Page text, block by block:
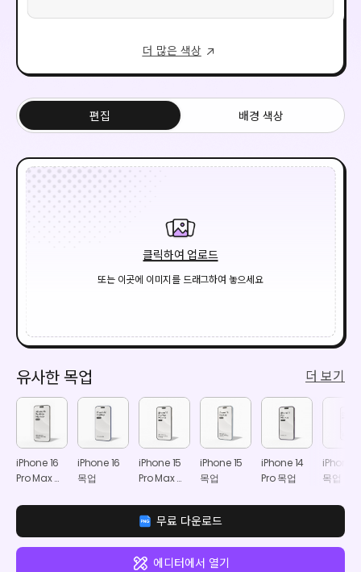
더 많은 색상
클릭하여 업로드
또는 이곳에 이미지를 드래그하여 놓으세요
편집 배경 색상
유사한 목업 더 보기
iPhone 16
Pro Max 목
iPhone 16
목업
iPhone 15
Pro Max 목
iPhone 15
목업
iPhone 14
Pro 목업
iPhone
목업
무료 다운로드
에디터에서 열기